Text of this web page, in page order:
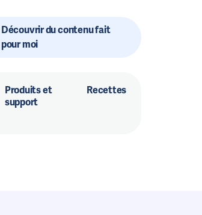
Découvrir du contenu fait
pour moi
Produits et
support
Recettes